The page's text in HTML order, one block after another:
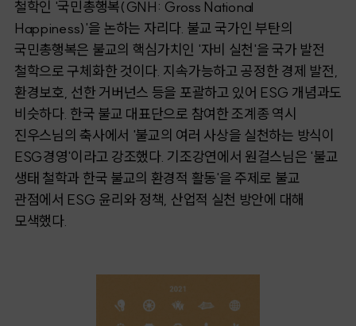
철학인 '국민총행복(GNH: Gross National
Happiness)'을 논하는 자리다. 불교 국가인 부탄의
국민총행복은 불교의 핵심가치인 '자비 실천'을 국가 발전
철학으로 구체화한 것이다. 지속가능하고 공정한 경제 발전,
환경보호, 선한 거버넌스 등을 포괄하고 있어 ESG 개념과도
비슷하다. 한국 불교 대표단으로 참여한 조계종 역시
진우스님의 축사에서 '불교의 여러 사상을 실천하는 방식이
ESG경영'이라고 강조했다. 기조강연에서 원걸스님은 '불교
생태 철학과 한국 불교의 환경적 활동'을 주제로 불교
관점에서 ESG 윤리와 정책, 산업적 실천 방안에 대해
모색했다.